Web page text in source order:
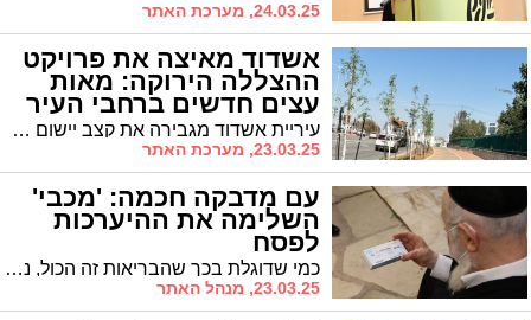
24.03.25, מערכת האתר
אשדוד מאיצה את פרויקט
ההצללה הירוקה: מאות
עצים חדשים ברחבי העיר
עיריית אשדוד מגבירה את קצב יישום פרויקט ההצללה הירוקה שהושק לפני כשלוש שנים, במטרה להתמודד עם אתגרי שינוי האקלים והתחממות המרחבים העירוניים. הפרויקט, בהשקעה שנתית של כחמישה מיליון שקלים, כולל נטיעת אלפי עצים ברחבי העיר במקום עצים שאינם מספקים צל משמעותי
23.03.25, מערכת האתר
עם מדבקה חכמה: 'מכבי'
השלימה את ההיערכות
לפסח
כמי שדוגלת בכך שהבריאות זה הכול, נערכת מכבי לשמור על בריאות החברים גם בימי הפסח; מרפאות ומרכזי מכבי עוברים בימים אלו הכשרה לפסח ומוקדי החירום של מכבי יפעלו בכל רחבי הארץ במהלך החג • במקביל, גם השנה תופץ חוברת של מכבי עם רשימת התרופות הכשרות לפסח באישור בד"ץ העדה החרדית. כמו כן, נמשך שיתוף הפעולה עם 'מכבי פארם' שבמסגרתו כלל התרופות מרשם הכשרות לפסח הנרכשות ב'מכבי פארם' יסומנו עם מדבקה כשר לפסח.
23.03.25, מנהל האתר